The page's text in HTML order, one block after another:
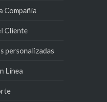
Compañía
Cliente
personalizadas
Línea